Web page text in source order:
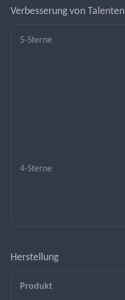
Verbesserung von Talenten
5-Sterne
4-Sterne
Herstellung
Produkt